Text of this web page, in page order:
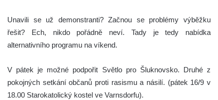
Unavili se už demonstranti? Začnou se problémy výběžku
řešit? Ech, nikdo pořádně neví. Tady je tedy nabídka
alternativního programu na víkend.
V pátek je možné podpořit Světlo pro Šluknovsko. Druhé z
pokojných setkání občanů proti rasismu a násilí. (pátek 16/9 v
18.00 Starokatolický kostel ve Varnsdorfu).